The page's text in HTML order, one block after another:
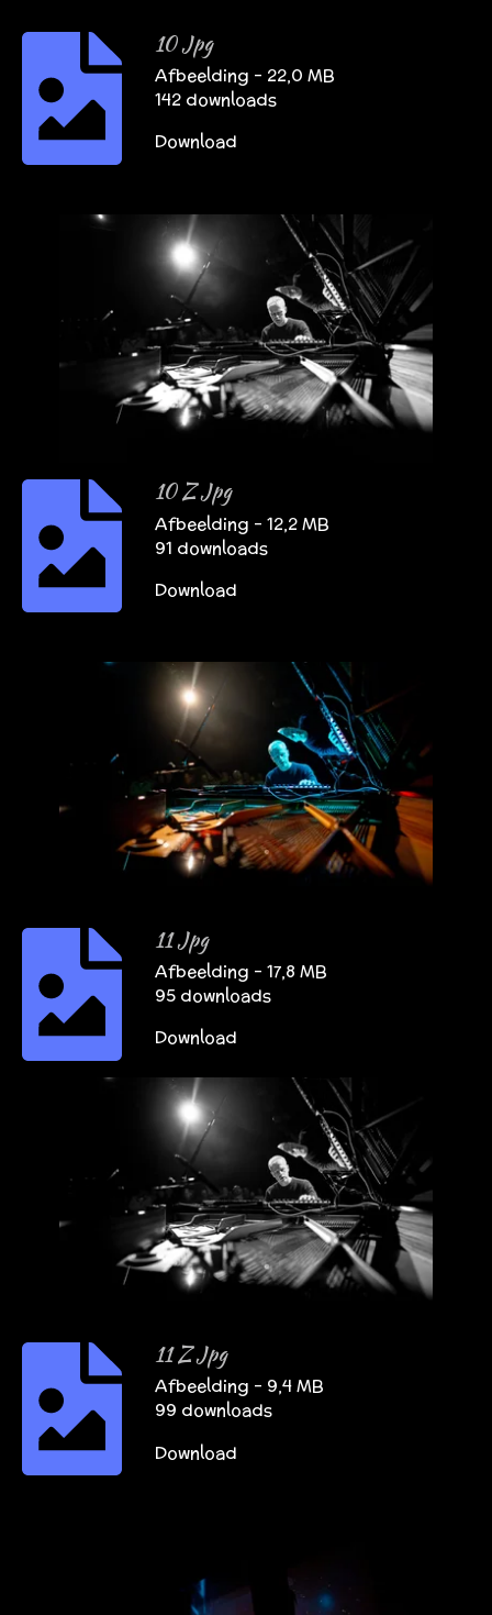
10 Jpg
Afbeelding – 22,0 MB
142 downloads
Download
10 Z Jpg
Afbeelding – 12,2 MB
91 downloads
Download
11 Jpg
Afbeelding – 17,8 MB
95 downloads
Download
11 Z Jpg
Afbeelding – 9,4 MB
99 downloads
Download